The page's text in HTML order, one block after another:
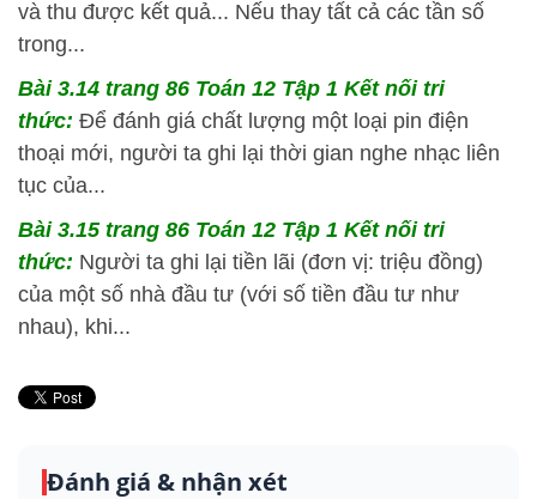
và thu được kết quả... Nếu thay tất cả các tần số
trong...
Bài 3.14 trang 86 Toán 12 Tập 1 Kết nối tri
thức: Để đánh giá chất lượng một loại pin điện
thoại mới, người ta ghi lại thời gian nghe nhạc liên
tục của...
Bài 3.15 trang 86 Toán 12 Tập 1 Kết nối tri
thức: Người ta ghi lại tiền lãi (đơn vị: triệu đồng)
của một số nhà đầu tư (với số tiền đầu tư như
nhau), khi...
Đánh giá & nhận xét